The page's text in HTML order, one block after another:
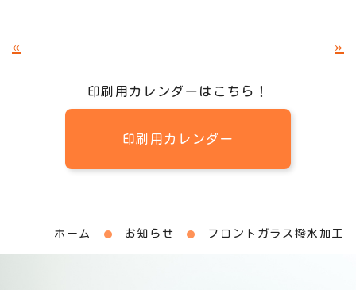
« »
印刷用カレンダーはこちら！
印刷用カレンダー
ホーム お知らせ フロントガラス撥水加工